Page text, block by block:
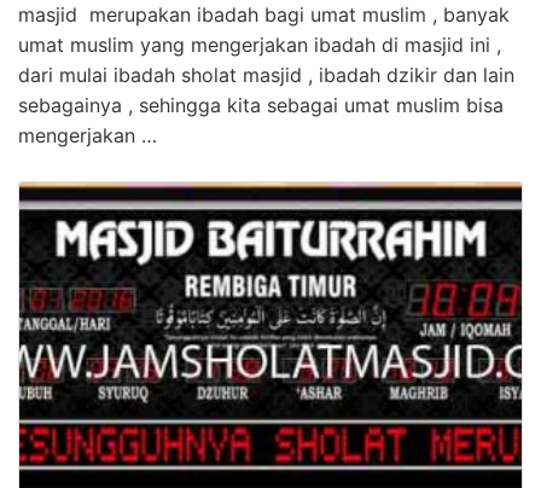
masjid merupakan ibadah bagi umat muslim , banyak
umat muslim yang mengerjakan ibadah di masjid ini ,
dari mulai ibadah sholat masjid , ibadah dzikir dan lain
sebagainya , sehingga kita sebagai umat muslim bisa
mengerjakan …